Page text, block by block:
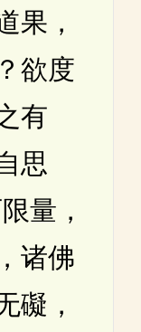
果，
欲度
有
思
量，
诸佛
礙，